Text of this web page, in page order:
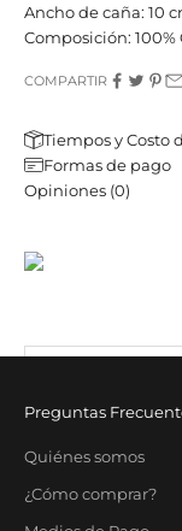
Ancho de caña: 10
Composición: 100%
COMPARTIR
Tiempos y Costo
Formas de pago
Opiniones (0)
Sé parte de
Correo electrónico
Preguntas
Quiénes somos
¿Cómo comprar?